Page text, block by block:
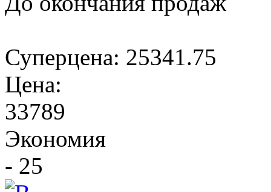
Суперцена: 25341.75
Цена:
33789
Экономия
- 25